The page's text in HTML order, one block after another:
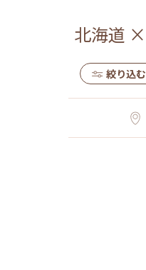
北海道 ×
絞り込む